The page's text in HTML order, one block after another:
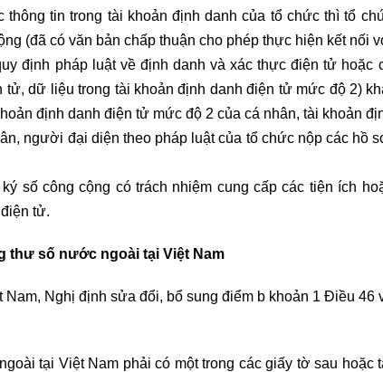
tin trong tài khoản định danh của tổ chức thì tổ
(đã có văn bản chấp thuận cho phép thực hiện kết nối
định pháp luật về định danh và xác thực điện tử hoặc
dữ liệu trong tài khoản định danh điện tử mức độ 2)
định danh điện tử mức độ 2 của cá nhân, tài khoản
người đại diện theo pháp luật của tổ chức nộp các hồ
số công cộng có trách nhiệm cung cấp các tiện ích
tử.
thư số nước ngoài tại Việt Nam
Nghị định sửa đổi, bổ sung điểm b khoản 1 Điều 46
tại Việt Nam phải có một trong các giấy tờ sau hoặc